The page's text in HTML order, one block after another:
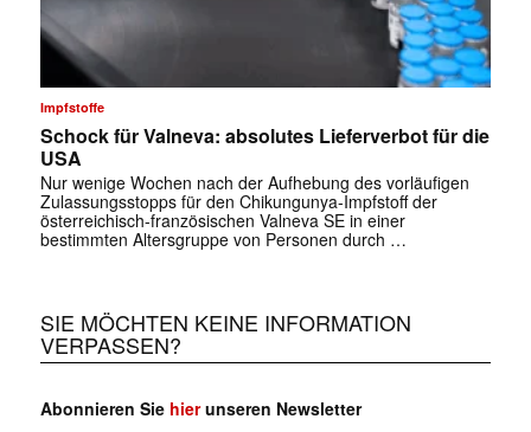
Impfstoffe
Schock für Valneva: absolutes Lieferverbot für die
USA
Nur wenige Wochen nach der Aufhebung des vorläufigen
Zulassungsstopps für den Chikungunya-Impfstoff der
österreichisch-französischen Valneva SE in einer
bestimmten Altersgruppe von Personen durch …
SIE MÖCHTEN KEINE INFORMATION
VERPASSEN?
Abonnieren Sie hierunseren Newsletter